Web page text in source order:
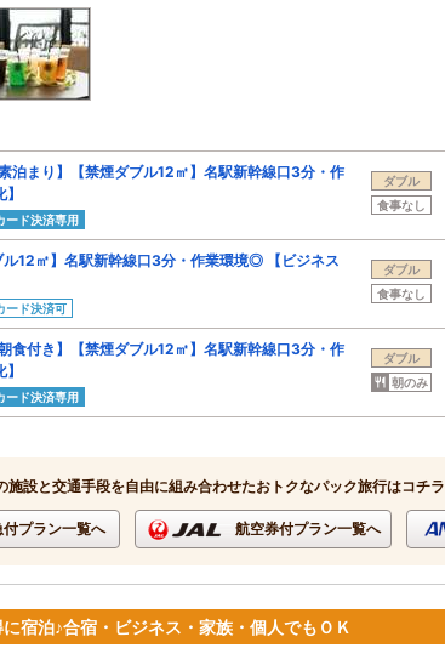
泊まり】【禁煙ダブル12㎡】名駅新幹線口3分・作
ード決済専用
ダブル
食事なし
ル12㎡】名駅新幹線口3分・作業環境◎ 【ビジネス
ード決済可
ダブル
食事なし
食付き】【禁煙ダブル12㎡】名駅新幹線口3分・作
ード決済専用
ダブル
朝のみ
施設と交通手段を自由に組み合わせたおトクなパック旅行はコチラ
プラン一覧へ 航空券付プラン一覧へ
宿泊♪合宿・ビジネス・家族・個人でもＯＫ